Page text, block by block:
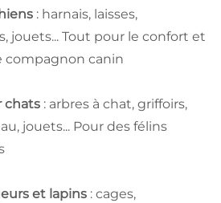
: harnais, laisses,
jouets... Tout pour le confort et
compagnon canin
chats : arbres à chat, griffoirs,
jouets... Pour des félins
et lapins : cages,